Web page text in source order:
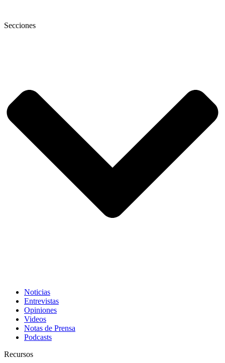
Secciones
Noticias
Entrevistas
Opiniones
Videos
Notas de Prensa
Podcasts
Recursos